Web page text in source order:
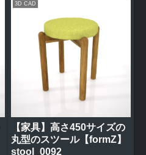
3D CAD
【家具】高さ450サイズの
丸型のスツール【formZ】
stool_0092